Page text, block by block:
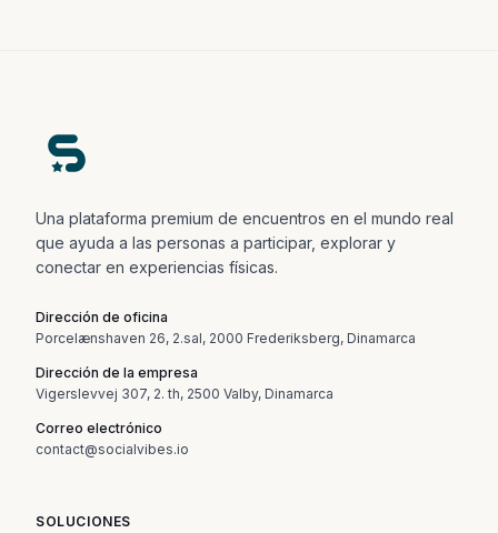
Una plataforma premium de encuentros en el mundo real
que ayuda a las personas a participar, explorar y
conectar en experiencias físicas.
Dirección de oficina
Porcelænshaven 26, 2.sal, 2000 Frederiksberg, Dinamarca
Dirección de la empresa
Vigerslevvej 307, 2. th, 2500 Valby, Dinamarca
Correo electrónico
contact@socialvibes.io
SOLUCIONES